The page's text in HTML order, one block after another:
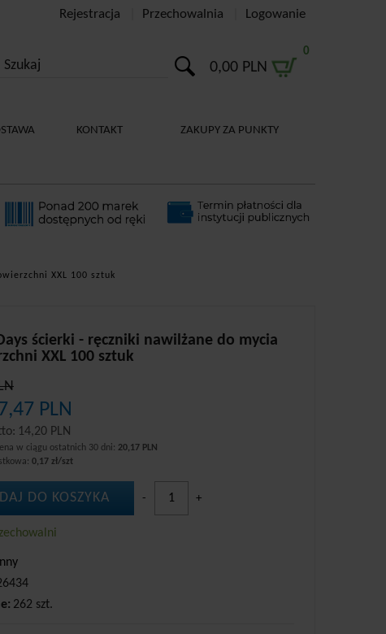
Rejestracja Przechowalnia Logowanie
0,00 PLN
0
KONTAKT ZAKUPY ZA PUNKTY
XXL 100 sztuk
ścierki - ręczniki nawilżane do mycia
XXL 100 sztuk
PLN
14,20 PLN
w ciągu ostatnich 30 dni: 20,17 PLN
0,17 zł/szt
DO KOSZYKA - +
Inny
262 szt.